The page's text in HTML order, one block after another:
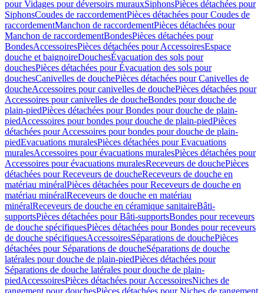
pour Vidages pour déversoirs murauxSiphonsPièces détachées pour
SiphonsCoudes de raccordementPièces détachées pour Coudes de
raccordementManchon de raccordementPièces détachées pour
Manchon de raccordementBondesPièces détachées pour
BondesAccessoiresPièces détachées pour AccessoiresEspace
douche et baignoireDouchesÉvacuation des sols pour
douchesPièces détachées pour Évacuation des sols pour
douchesCanivelles de douchePièces détachées pour Canivelles de
doucheAccessoires pour canivelles de douchePièces détachées pour
Accessoires pour canivelles de doucheBondes pour douche de
plain-piedPièces détachées pour Bondes pour douche de plain-
piedAccessoires pour bondes pour douche de plain-piedPièces
détachées pour Accessoires pour bondes pour douche de plain-
piedEvacuations muralesPièces détachées pour Evacuations
muralesAccessoires pour évacuations muralesPièces détachées pour
Accessoires pour évacuations muralesReceveurs de douchePièces
détachées pour Receveurs de doucheReceveurs de douche en
matériau minéralPièces détachées pour Receveurs de douche en
matériau minéralReceveurs de douche en matériau
minéralReceveurs de douche en céramique sanitaireBâti-
supportsPièces détachées pour Bâti-supportsBondes pour receveurs
de douche spécifiquesPièces détachées pour Bondes pour receveurs
de douche spécifiquesAccessoiresSéparations de douchePièces
détachées pour Séparations de doucheSéparations de douche
latérales pour douche de plain-piedPièces détachées pour
Séparations de douche latérales pour douche de plain-
piedAccessoiresPièces détachées pour AccessoiresNiches de
rangement pour douchesPièces détachées pour Niches de rangement